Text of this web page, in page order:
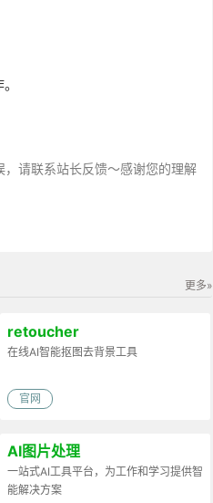
请联系站长反馈～感谢您的理解
更多»
retoucher
在线AI智能抠图去背景工具
官网
AI图片处理
一站式AI工具平台，为工作和学习提供智
能解决方案